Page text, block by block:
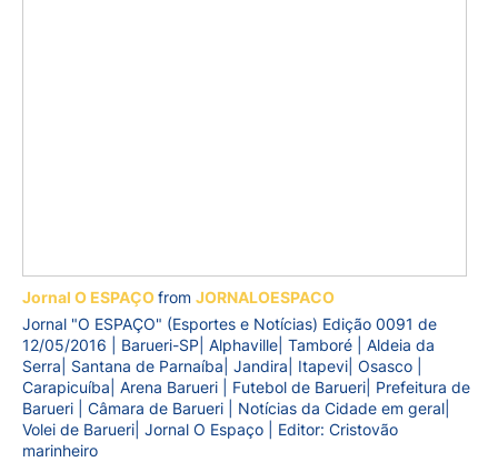
Jornal O ESPAÇOfrom JORNALOESPACO
Jornal "O ESPAÇO" (Esportes e Notícias) Edição 0091 de
12/05/2016 | Barueri-SP| Alphaville| Tamboré | Aldeia da
Serra| Santana de Parnaíba| Jandira| Itapevi| Osasco |
Carapicuíba| Arena Barueri | Futebol de Barueri| Prefeitura de
Barueri | Câmara de Barueri | Notícias da Cidade em geral|
Volei de Barueri| Jornal O Espaço | Editor: Cristovão
marinheiro